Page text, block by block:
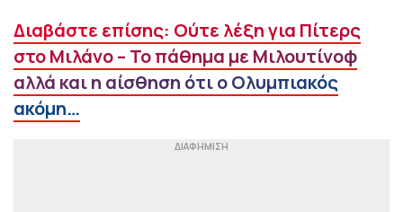
Διαβάστε επίσης: Ούτε λέξη για Πίτερς
στο Μιλάνο – Το πάθημα με Μιλουτίνοφ
αλλά και η αίσθηση ότι ο Ολυμπιακός
ακόμη…